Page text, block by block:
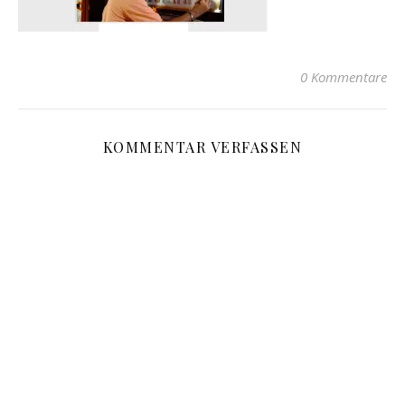
0 Kommentare
KOMMENTAR VERFASSEN